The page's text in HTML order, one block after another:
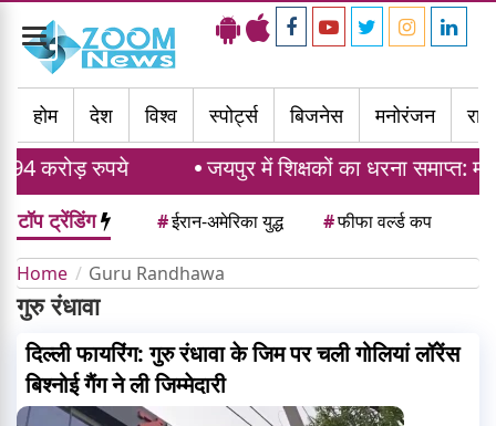
Toggle
navigation
होम
देश विश्व स्पोर्ट्स बिजनेस मनोरंजन
करोड़ रुपये जयपुर में शिक्षकों का धरना समाप्त:
टॉप ट्रेंडिंग #ईरान-अमेरिका युद्ध #फीफा वर्ल्ड कप
Home Guru Randhawa
गुरु रंधावा
दिल्ली फायरिंग: गुरु रंधावा के जिम पर चली गोलियां लॉरेंस
बिश्नोई गैंग ने ली जिम्मेदारी